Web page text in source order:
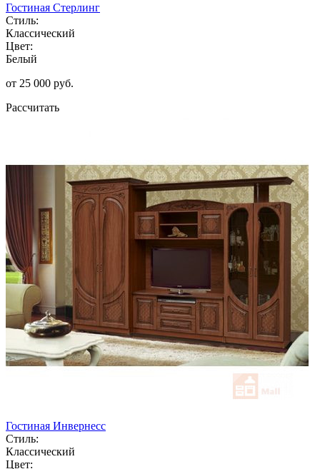
Гостиная Стерлинг
Стиль:
Классический
Цвет:
Белый
от 25 000 руб.
Рассчитать
Гостиная Инвернесс
Стиль:
Классический
Цвет: